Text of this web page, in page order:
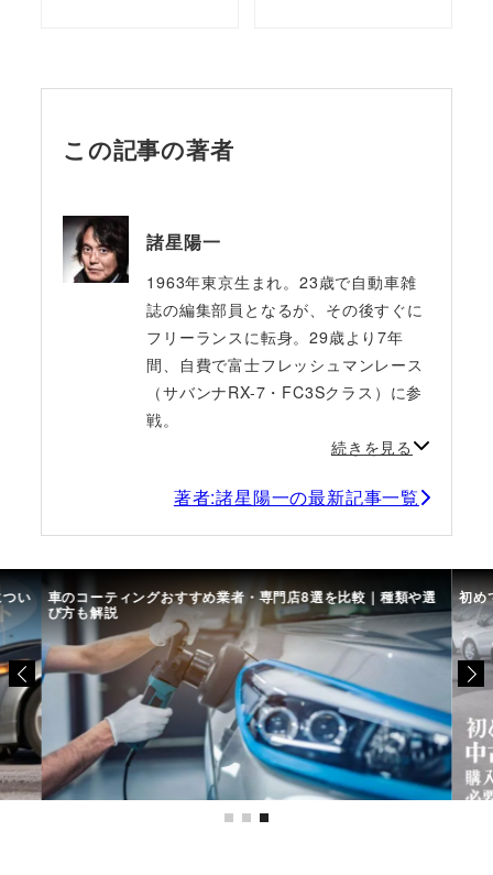
この記事の著者
諸星陽一
1963年東京生まれ。23歳で自動車雑
誌の編集部員となるが、その後すぐに
フリーランスに転身。29歳より7年
間、自費で富士フレッシュマンレース
（サバンナRX-7・FC3Sクラス）に参
戦。
続きを見る
著者:諸星陽一の最新記事一覧
い 車のコーティングおすすめ業者・専門店8選を比較｜種類や選
び方も解説
初め